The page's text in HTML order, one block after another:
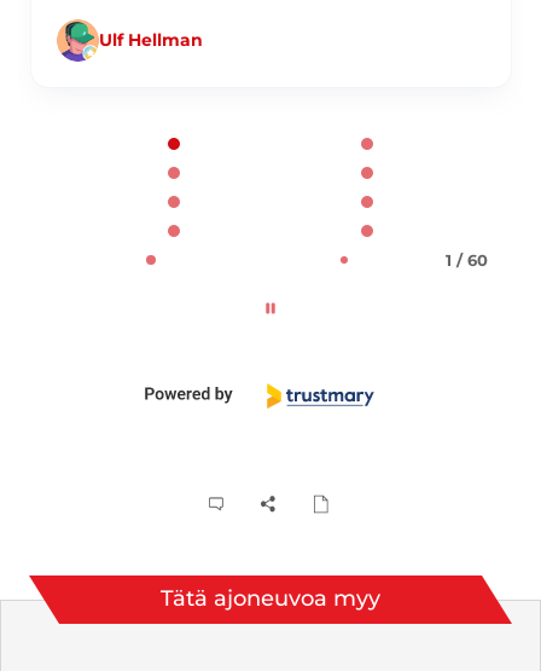
Ulf Hellman
1 / 60
Tätä ajoneuvoa myy